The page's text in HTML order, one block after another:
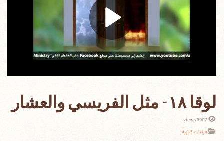
لوقا ١٨- مثل الفريسي والعشار
3907 views
قراءات كتابية